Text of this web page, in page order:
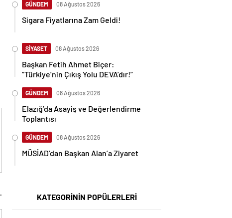
GÜNDEM 08 Ağustos 2026
Sigara Fiyatlarına Zam Geldi!
SİYASET 08 Ağustos 2026
Başkan Fetih Ahmet Biçer:
“Türkiye’nin Çıkış Yolu DEVA’dır!”
GÜNDEM 08 Ağustos 2026
Elazığ’da Asayiş ve Değerlendirme
Toplantısı
GÜNDEM 08 Ağustos 2026
MÜSİAD’dan Başkan Alan’a Ziyaret
KATEGORİNİN POPÜLERLERİ